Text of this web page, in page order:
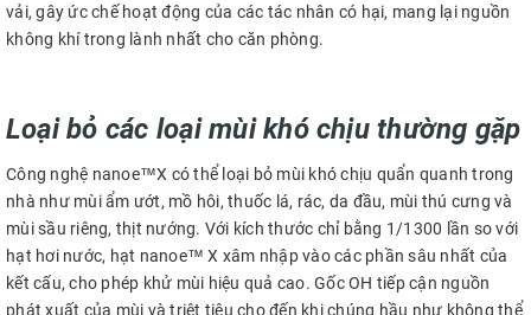
vải, gây ức chế hoạt động của các tác nhân có hại, mang lại nguồn
không khí trong lành nhất cho căn phòng.
Loại bỏ các loại mùi khó chịu thường gặp
Công nghệ nanoe™X có thể loại bỏ mùi khó chịu quẩn quanh trong
nhà như mùi ẩm ướt, mồ hôi, thuốc lá, rác, da đầu, mùi thú cưng và
mùi sầu riêng, thịt nướng. Với kích thước chỉ bằng 1/1300 lần so với
hạt hơi nước, hạt nanoe™ X xâm nhập vào các phần sâu nhất của
kết cấu, cho phép khử mùi hiệu quả cao. Gốc OH tiếp cận nguồn
phát xuất của mùi và triệt tiêu cho đến khi chúng hầu như không thể